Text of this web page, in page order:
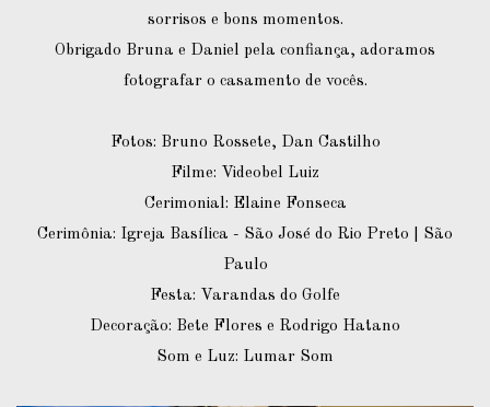
sorrisos e bons momentos.
Obrigado Bruna e Daniel pela confiança, adoramos
fotografar o casamento de vocês.
Fotos: Bruno Rossete, Dan Castilho
Filme: Videobel Luiz
Cerimonial: Elaine Fonseca
Cerimônia: Igreja Basílica - São José do Rio Preto | São
Paulo
Festa: Varandas do Golfe
Decoração: Bete Flores e Rodrigo Hatano
Som e Luz: Lumar Som